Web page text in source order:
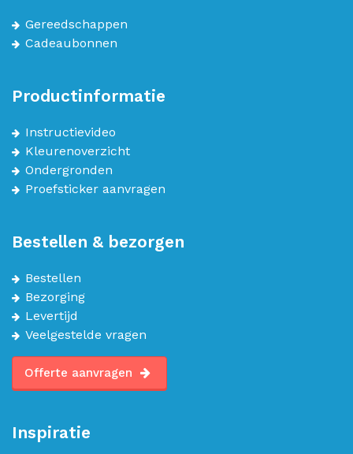
Gereedschappen
Cadeaubonnen
Productinformatie
Instructievideo
Kleurenoverzicht
Ondergronden
Proefsticker aanvragen
Bestellen & bezorgen
Bestellen
Bezorging
Levertijd
Veelgestelde vragen
Offerte aanvragen
Inspiratie